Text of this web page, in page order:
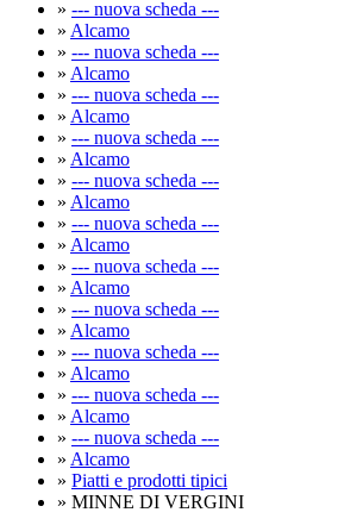
» --- nuova scheda ---
» Alcamo
» --- nuova scheda ---
» Alcamo
» --- nuova scheda ---
» Alcamo
» --- nuova scheda ---
» Alcamo
» --- nuova scheda ---
» Alcamo
» --- nuova scheda ---
» Alcamo
» --- nuova scheda ---
» Alcamo
» --- nuova scheda ---
» Alcamo
» --- nuova scheda ---
» Alcamo
» --- nuova scheda ---
» Alcamo
» --- nuova scheda ---
» Alcamo
» Piatti e prodotti tipici
» MINNE DI VERGINI